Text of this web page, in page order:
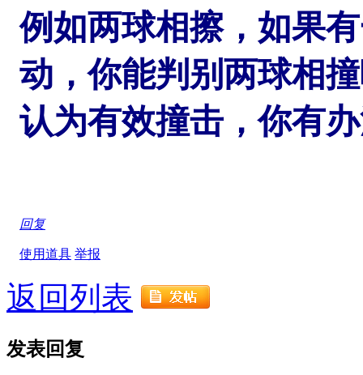
例如两球相擦，如果
动，你能判别两球相
认为有效撞击，你有
回复
使用道具 举报
返回列表
发表回复